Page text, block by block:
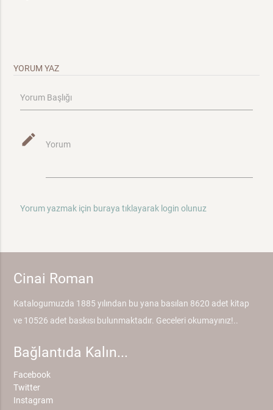
YORUM YAZ
Yorum Başlığı
mode_edit Yorum
Yorum yazmak için buraya tıklayarak login olunuz
Cinai Roman
Katalogumuzda 1885 yılından bu yana basılan 8620 adet kitap
ve 10526 adet baskısı bulunmaktadır. Geceleri okumayınız!..
Bağlantıda Kalın...
Facebook
Twitter
Instagram